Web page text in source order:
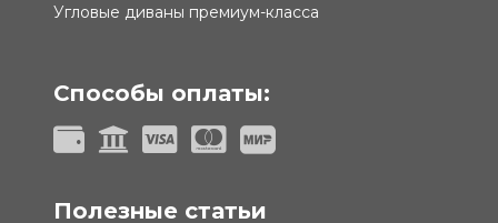
Угловые диваны премиум-класса
Способы оплаты:
Полезные статьи